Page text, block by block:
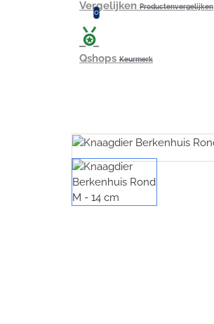
Vergelijken Productenvergelijken
0
Qshops Keurmerk